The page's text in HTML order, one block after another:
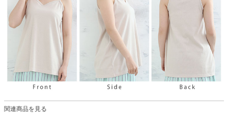
関連商品を見る